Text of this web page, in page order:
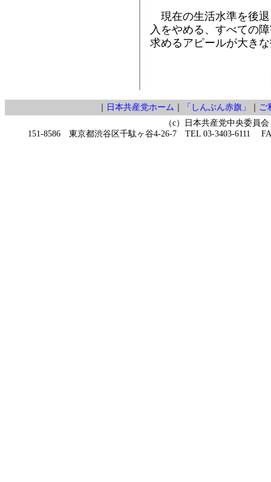
現在の生活水準を後
入をやめる、すべての
求めるアピールが大き
｜ 日本共産党ホーム ｜ 「しんぶん赤旗」 ｜ ご
（c）日本共産党中央委員会
151-8586 東京都渋谷区千駄ヶ谷4-26-7 TEL 03-3403-6111